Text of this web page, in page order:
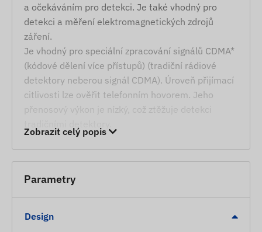
a očekáváním pro detekci. Je také vhodný pro
detekci a měření elektromagnetických zdrojů
záření.
Je vhodný pro speciální zpracování signálů CDMA*
(kódové dělení více přístupů) (tradiční rádiové
detektory neberou signál CDMA). Úroveň přijímací
citlivosti lze ověřit telefonním hovorem. Jeho
přenosový výkon je nízký, což ztěžuje detekci
technologie vyvinutá americkou armádou.
Služby, vlastnosti
Nastavitelná přijímací citlivost
Zobrazit celý popis
Parametry
Design